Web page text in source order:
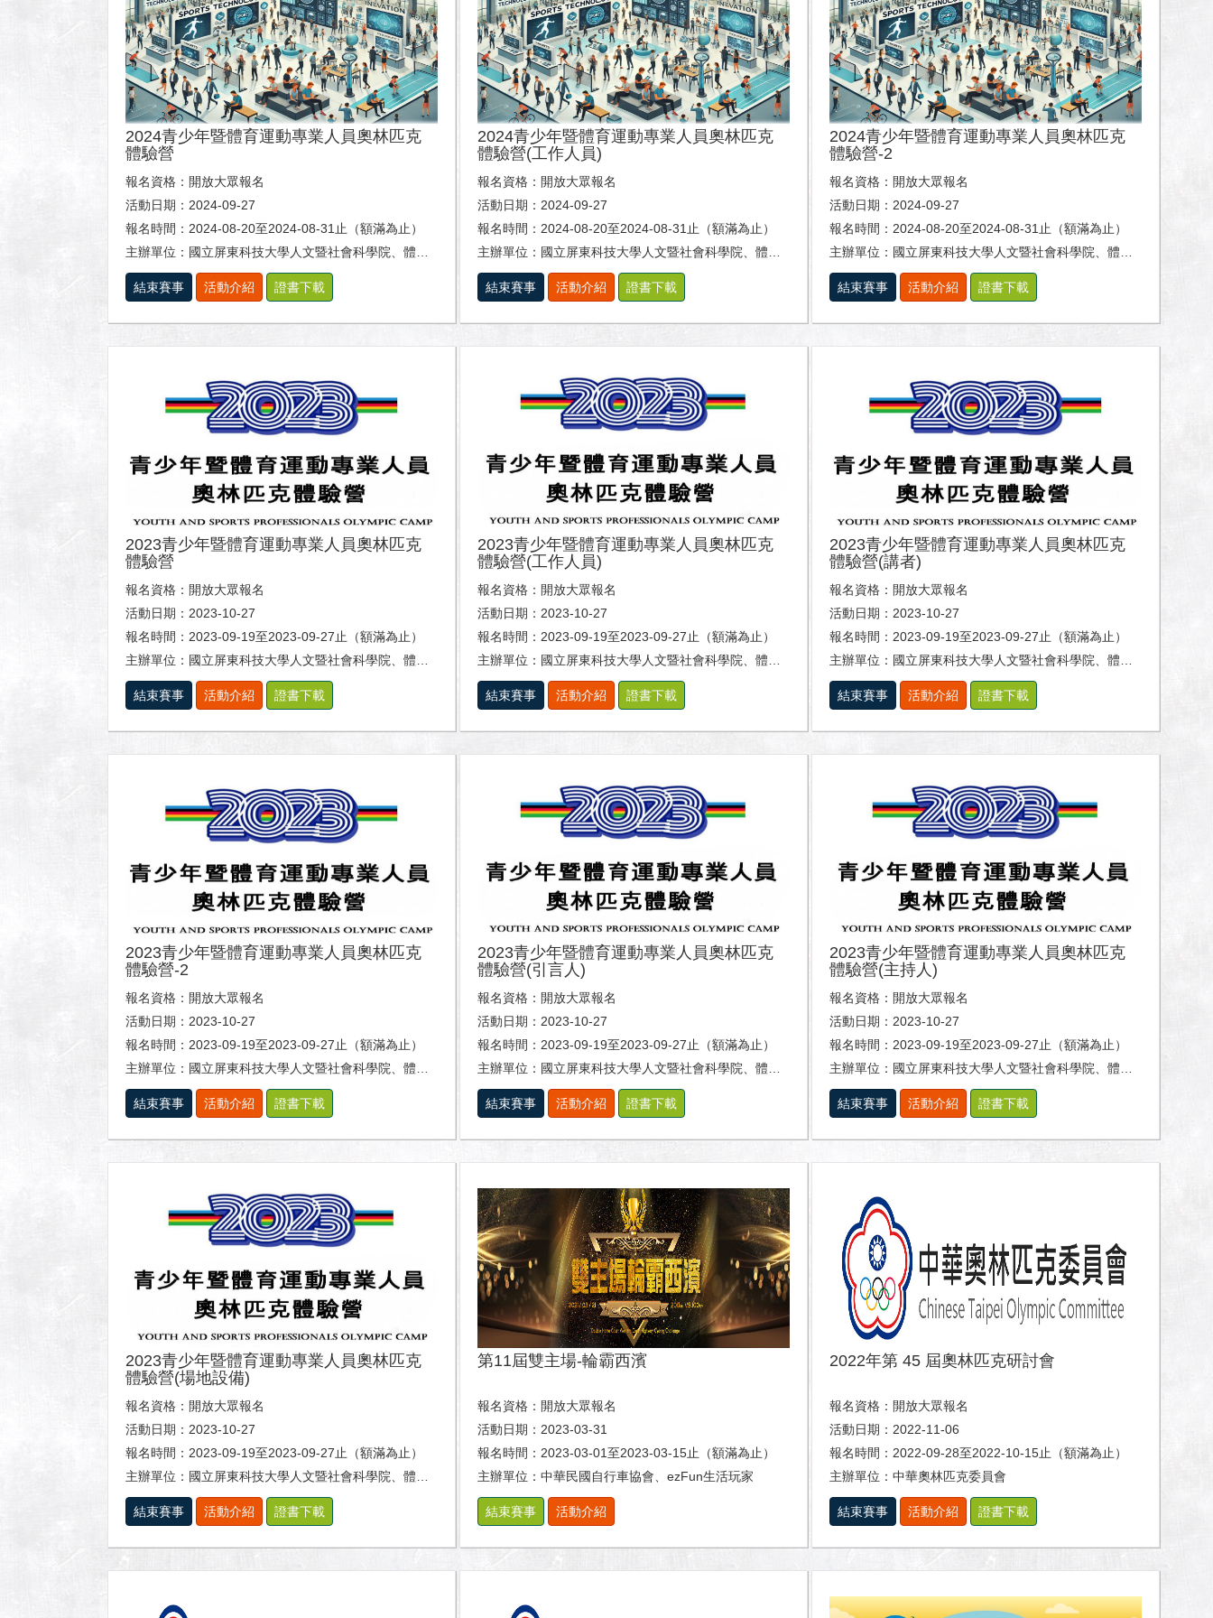
2024青少年暨體育運動專業人員奧林匹克
體驗營
報名資格：開放大眾報名
活動日期：2024-09-27
報名時間：2024-08-20至2024-08-31止（額滿為止）
主辦單位：國立屏東科技大學人文暨社會科學院、體育室及休閒運動健康系。
結束賽事 活動介紹 證書下載
2024青少年暨體育運動專業人員奧林匹克
體驗營(工作人員)
報名資格：開放大眾報名
活動日期：2024-09-27
報名時間：2024-08-20至2024-08-31止（額滿為止）
主辦單位：國立屏東科技大學人文暨社會科學院、體育室及休閒運動健康系。
結束賽事 活動介紹 證書下載
2024青少年暨體育運動專業人員奧林匹克
體驗營-2
報名資格：開放大眾報名
活動日期：2024-09-27
報名時間：2024-08-20至2024-08-31止（額滿為止）
主辦單位：國立屏東科技大學人文暨社會科學院、體育室及休閒運動健康系。
結束賽事 活動介紹 證書下載
2023青少年暨體育運動專業人員奧林匹克
體驗營
報名資格：開放大眾報名
活動日期：2023-10-27
報名時間：2023-09-19至2023-09-27止（額滿為止）
主辦單位：國立屏東科技大學人文暨社會科學院、體育室及休閒運動健康系。
結束賽事 活動介紹 證書下載
2023青少年暨體育運動專業人員奧林匹克
體驗營(工作人員)
報名資格：開放大眾報名
活動日期：2023-10-27
報名時間：2023-09-19至2023-09-27止（額滿為止）
主辦單位：國立屏東科技大學人文暨社會科學院、體育室及休閒運動健康系。
結束賽事 活動介紹 證書下載
2023青少年暨體育運動專業人員奧林匹克
體驗營(講者)
報名資格：開放大眾報名
活動日期：2023-10-27
報名時間：2023-09-19至2023-09-27止（額滿為止）
主辦單位：國立屏東科技大學人文暨社會科學院、體育室及休閒運動健康系。
結束賽事 活動介紹 證書下載
2023青少年暨體育運動專業人員奧林匹克
體驗營-2
報名資格：開放大眾報名
活動日期：2023-10-27
報名時間：2023-09-19至2023-09-27止（額滿為止）
主辦單位：國立屏東科技大學人文暨社會科學院、體育室及休閒運動健康系。
結束賽事 活動介紹 證書下載
2023青少年暨體育運動專業人員奧林匹克
體驗營(引言人)
報名資格：開放大眾報名
活動日期：2023-10-27
報名時間：2023-09-19至2023-09-27止（額滿為止）
主辦單位：國立屏東科技大學人文暨社會科學院、體育室及休閒運動健康系。
結束賽事 活動介紹 證書下載
2023青少年暨體育運動專業人員奧林匹克
體驗營(主持人)
報名資格：開放大眾報名
活動日期：2023-10-27
報名時間：2023-09-19至2023-09-27止（額滿為止）
主辦單位：國立屏東科技大學人文暨社會科學院、體育室及休閒運動健康系。
結束賽事 活動介紹 證書下載
2023青少年暨體育運動專業人員奧林匹克
體驗營(場地設備)
報名資格：開放大眾報名
活動日期：2023-10-27
報名時間：2023-09-19至2023-09-27止（額滿為止）
主辦單位：國立屏東科技大學人文暨社會科學院、體育室及休閒運動健康系。
結束賽事 活動介紹 證書下載
第11屆雙主場-輪霸西濱
報名資格：開放大眾報名
活動日期：2023-03-31
報名時間：2023-03-01至2023-03-15止（額滿為止）
主辦單位：中華民國自行車協會、ezFun生活玩家
結束賽事 活動介紹
2022年第 45 屆奧林匹克研討會
報名資格：開放大眾報名
活動日期：2022-11-06
報名時間：2022-09-28至2022-10-15止（額滿為止）
主辦單位：中華奧林匹克委員會
結束賽事 活動介紹 證書下載